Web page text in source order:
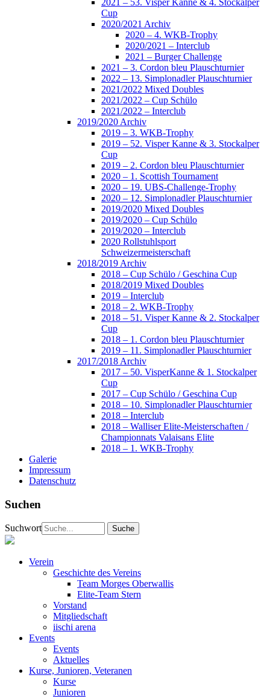
2021 – 53. Visper Kanne & 4. Stockalper
Cup
2020/2021 Archiv
2020 – 4. WKB-Trophy
2020/2021 – Interclub
2021 – Burger Challenge
2021 – 3. Cordon bleu Plauschturnier
2022 – 13. Simplonadler Plauschturnier
2021/2022 Mixed Doubles
2021/2022 – Cup Schülo
2021/2022 – Interclub
2019/2020 Archiv
2019 – 3. WKB-Trophy
2019 – 52. Visper Kanne & 3. Stockalper
Cup
2019 – 2. Cordon bleu Plauschturnier
2020 – 1. Scottish Tournament
2020 – 19. UBS-Challenge-Trophy
2020 – 12. Simplonadler Plauschturnier
2019/2020 Mixed Doubles
2019/2020 – Cup Schülo
2019/2020 – Interclub
2020 Rollstuhlsport
Schweizermeisterschaft
2018/2019 Archiv
2018 – Cup Schülo / Geschina Cup
2018/2019 Mixed Doubles
2019 – Interclub
2018 – 2. WKB-Trophy
2018 – 51. Visper Kanne & 2. Stockalper
Cup
2018 – 1. Cordon bleu Plauschturnier
2019 – 11. Simplonadler Plauschturnier
2017/2018 Archiv
2017 – 50. VisperKanne & 1. Stockalper
Cup
2017 – Cup Schülo / Geschina Cup
2018 – 10. Simplonadler Plauschturnier
2018 – Interclub
2018 – Walliser Elite-Meisterschaften /
Championnats Valaisans Elite
2018 – 1. WKB-Trophy
Galerie
Impressum
Datenschutz
Suchen
Suchwort
Verein
Geschichte des Vereins
Team Morges Oberwallis
Elite-Team Stern
Vorstand
Mitgliedschaft
iischi arena
Events
Events
Aktuelles
Kurse, Junioren, Veteranen
Kurse
Junioren